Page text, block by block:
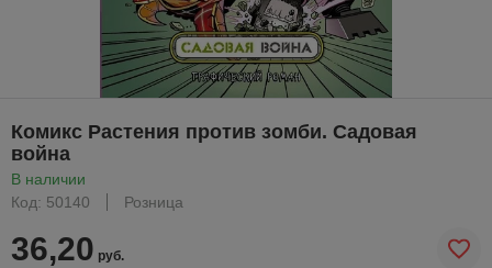
Комикс Растения против зомби. Садовая
война
В наличии
Код: 50140
Розница
36,20 руб.